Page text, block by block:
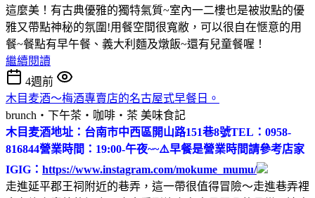
這麼美！有古典優雅的獨特氣質~室內一二樓也是被妝點的優
雅又帶點神秘的氛圍!用餐空間很寬敝，可以很自在愜意的用
餐~餐點有早午餐、義大利麵及燉飯~還有兒童餐喔！
繼續閱讀
4週前
木目麦酒～梅酒專賣店的名古屋式早餐日。
brunch‧下午茶‧咖啡‧茶 美味食記
木目麦酒地址：台南市中西區開山路151巷8號TEL：0958-
816844營業時間：19:00-午夜~~⚠️早餐是營業時間請參考店家
IGIG： https://www.instagram.com/mokume_mumu/
走進延平郡王祠附近的巷弄，這一帶很值得冒險～走進巷弄裡